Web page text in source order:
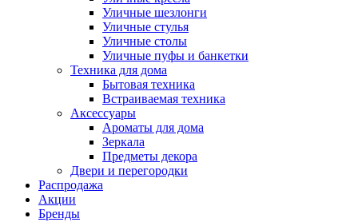
Уличные шезлонги
Уличные стулья
Уличные столы
Уличные пуфы и банкетки
Техника для дома
Бытовая техника
Встраиваемая техника
Аксессуары
Ароматы для дома
Зеркала
Предметы декора
Двери и перегородки
Распродажа
Акции
Бренды